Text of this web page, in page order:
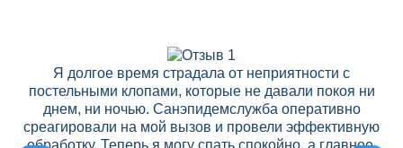
Я долгое время страдала от неприятности с
постельными клопами, которые не давали покоя ни
днем, ни ночью. Санэпидемслужба оперативно
среагировали на мой вызов и провели эффективную
обработку. Теперь я могу спать спокойно, а главное,